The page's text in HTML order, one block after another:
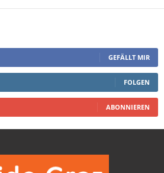
GEFÄLLT MIR
FOLGEN
ABONNIEREN